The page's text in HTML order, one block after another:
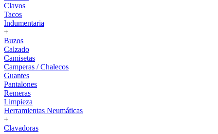
Clavos
Tacos
Indumentaria
+
Buzos
Calzado
Camisetas
Camperas / Chalecos
Guantes
Pantalones
Remeras
Limpieza
Herramientas Neumáticas
+
Clavadoras